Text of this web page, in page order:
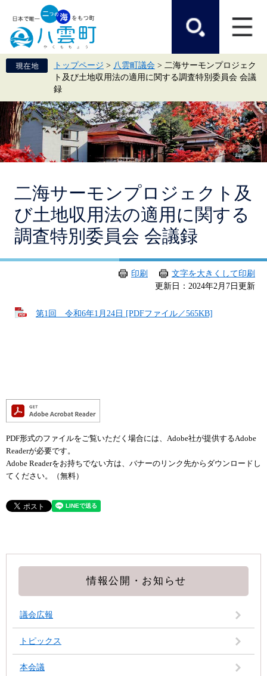
頭
で
飛
ば
本
文
へ
トップページ > 八雲町議会 > 二海サーモンプロジェク
ト及び土地収用法の適用に関する調査特別委員会 会議
録
二海サーモンプロジェクト及
び土地収用法の適用に関する
調査特別委員会 会議録
印刷
文字を大きくして印刷
更新日：2024年2月7日更新
第1回 令和6年1月24日 [PDFファイル／565KB]
PDF形式のファイルをご覧いただく場合には、Adobe社が提供するAdobe
Readerが必要です。
Adobe Readerをお持ちでない方は、バナーのリンク先からダウンロードし
てください。（無料）
情報公開・お知らせ
議会広報
トピックス
本会議